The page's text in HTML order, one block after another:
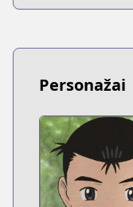
Personažai